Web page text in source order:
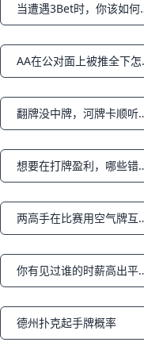
Notifications 当遭遇
Notifications AA
Notifications 翻牌没中牌，河牌卡
Notifications 想要在打牌盈
Notifications 两高手在比赛用空气
Notifications 你有见过谁的
Notifications
德州扑克起手牌概率